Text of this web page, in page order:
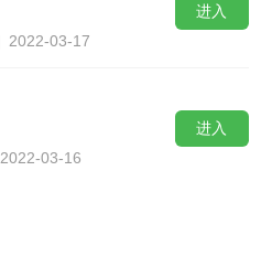
2022-03-17
进入
2022-03-16
进入